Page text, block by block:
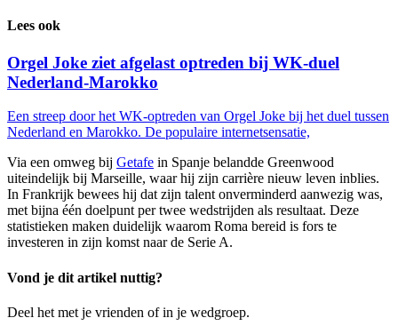
Lees ook
Orgel Joke ziet afgelast optreden bij WK-duel
Nederland-Marokko
Een streep door het WK-optreden van Orgel Joke bij het duel tussen
Nederland en Marokko. De populaire internetsensatie,
Via een omweg bij Getafe in Spanje belandde Greenwood
uiteindelijk bij Marseille, waar hij zijn carrière nieuw leven inblies.
In Frankrijk bewees hij dat zijn talent onverminderd aanwezig was,
met bijna één doelpunt per twee wedstrijden als resultaat. Deze
statistieken maken duidelijk waarom Roma bereid is fors te
investeren in zijn komst naar de Serie A.
Vond je dit artikel nuttig?
Deel het met je vrienden of in je wedgroep.